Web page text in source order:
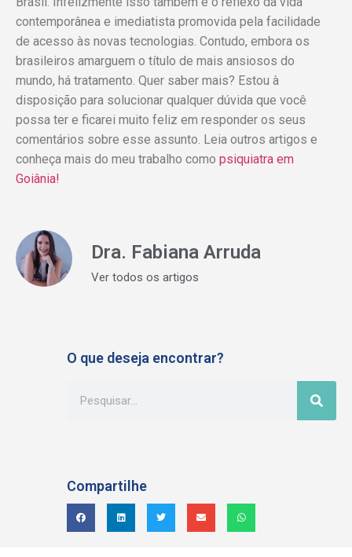
contemporânea e imediatista promovida pela facilidade
de acesso às novas tecnologias. Contudo, embora os
brasileiros amarguem o título de mais ansiosos do
mundo, há tratamento. Quer saber mais? Estou à
disposição para solucionar qualquer dúvida que você
possa ter e ficarei muito feliz em responder os seus
comentários sobre esse assunto. Leia outros artigos e
conheça mais do meu trabalho como psiquiatra em
Goiânia!
Dra. Fabiana Arruda
Ver todos os artigos
O que deseja encontrar?
Compartilhe